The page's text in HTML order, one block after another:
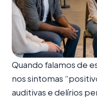
Quando falamos de
nos sintomas
auditivas e delírios